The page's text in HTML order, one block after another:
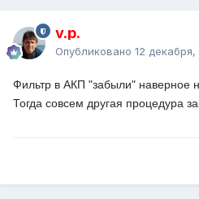
v.p.
Опубликовано 12 декабря,
Фильтр в АКП "забыли" наверное
Тогда совсем другая процедура